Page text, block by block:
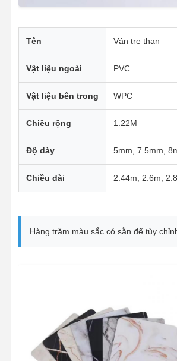
Tên Ván tre than
Vật liệu ngoài PVC
Vật liệu bên trong WPC
Chiều rộng 1.22M
Độ dày 5mm, 7.5mm,
Chiều dài 2.44m, 2.6m,
Hàng trăm màu sắc có sẵn để tùy